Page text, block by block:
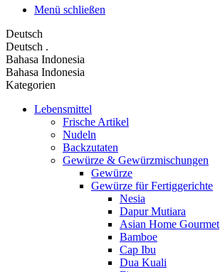
Menü schließen
Deutsch
Deutsch .
Bahasa Indonesia
Bahasa Indonesia
Kategorien
Lebensmittel
Frische Artikel
Nudeln
Backzutaten
Gewürze & Gewürzmischungen
Gewürze
Gewürze für Fertiggerichte
Nesia
Dapur Mutiara
Asian Home Gourmet
Bamboe
Cap Ibu
Dua Kuali